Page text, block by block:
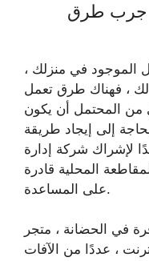
، جرب طرق
الموجود في منزلك ،
، فهناك طرق تعمل
من المحتمل أن يكون
إلى إيجاد طريقة
لإشراك شركة إدارة
المحلية قادرة
على المساعدة.
في الحضانة ، متجر
، عددًا من الآفات